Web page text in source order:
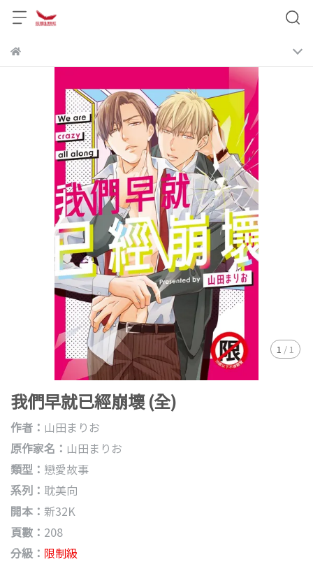
1 / 1
我們早就已經崩壞 (全)
作者： 山田まりお
原作家名： 山田まりお
類型： 戀愛故事
系列： 耽美向
開本： 新32K
頁數： 208
分級： 限制級